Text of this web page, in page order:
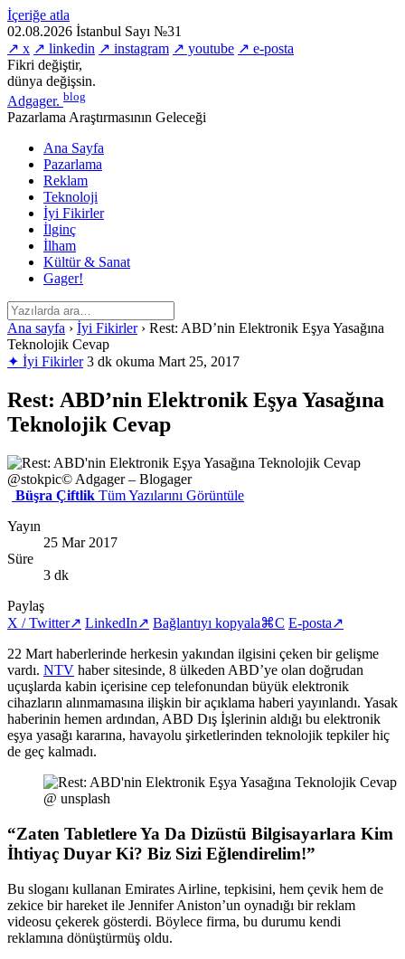
İçeriğe atla
02.08.2026 İstanbul Sayı №31
↗ x ↗ linkedin ↗ instagram ↗ youtube ↗ e-posta
Fikri değiştir,
dünya değişsin.
Adgager. blog
Pazarlama Araştırmasının Geleceği
Ana Sayfa
Pazarlama
Reklam
Teknoloji
İyi Fikirler
İlginç
İlham
Kültür & Sanat
Gager!
Ana sayfa › İyi Fikirler › Rest: ABD’nin Elektronik Eşya Yasağına
Teknolojik Cevap
✦ İyi Fikirler 3 dk okuma Mart 25, 2017
Rest: ABD’nin Elektronik Eşya Yasağına
Teknolojik Cevap
@stokpic© Adgager – Blogager
Büşra Çiftlik Tüm Yazılarını Görüntüle
Yayın
25 Mar 2017
Süre
3 dk
Paylaş
X / Twitter↗ LinkedIn↗ Bağlantıyı kopyala⌘C E-posta↗
22 Mart haberlerinde herkesin yakından ilgisini çeken bir gelişme
vardı. NTV haber sitesinde, 8 ülkeden ABD’ye olan doğrudan
uçuşlarda kabin içerisine cep telefonundan büyük elektronik
cihazların alınmamasına ilişkin bir açıklama haberi yayınlandı. Yasak
haberinin hemen ardından, ABD Dış İşlerinin aldığı bu elektronik
eşya yasağı kararına, havayolu şirketlerinden teknolojik tepkiler hiç
de geç kalmadı.
@ unsplash
“Zaten Tabletlere Ya Da Dizüstü Bilgisayarlara Kim
İhtiyaç Duyar Ki? Biz Sizi Eğlendirelim!”
Bu sloganı kullanan Emirates Airline, tepkisini, hem çevik hem de
zekice bir hareket ile Jennifer Aniston’un oynadığı bir reklam
videosu çekerek gösterdi. Böylece firma, bu durumu kendi
reklamına dönüştürmüş oldu.